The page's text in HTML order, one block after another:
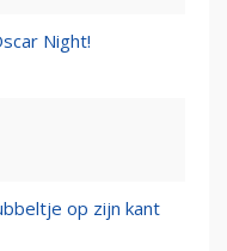
Night!
op zijn kant